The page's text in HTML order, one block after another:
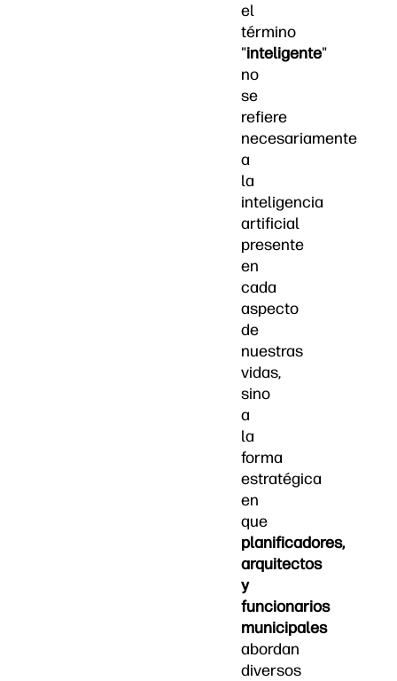
el
término
"inteligente"
no
se
refiere
necesariamente
a
la
inteligencia
artificial
presente
en
cada
aspecto
de
nuestras
vidas,
sino
a
la
forma
estratégica
en
que
planificadores,
arquitectos
y
funcionarios
municipales
abordan
diversos